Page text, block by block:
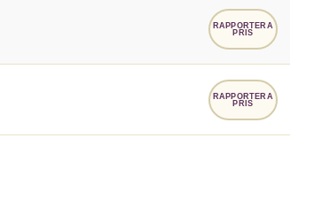
RAPPORTERA
PRIS
RAPPORTERA
PRIS